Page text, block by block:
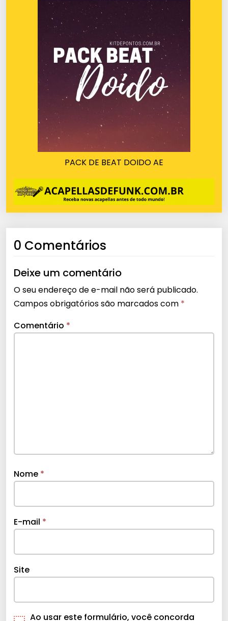
PACK DE BEAT DOIDO AE
0 Comentários
Deixe um comentário
O seu endereço de e-mail não será publicado.
Campos obrigatórios são marcados com *
Comentário *
Nome *
E-mail *
Site
Ao usar este formulário, você concorda